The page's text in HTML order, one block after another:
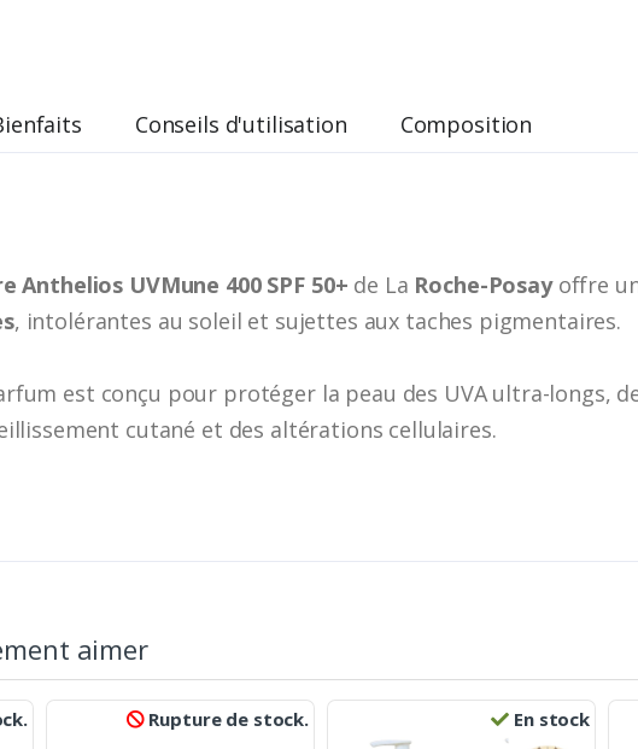
Conseils d'utilisation Composition
Anthelios UVMune 400 SPF 50+ de La Roche-Posayoffre
, intolérantes au soleil et sujettes aux taches pigmentaires.
est conçu pour protéger la peau des UVA ultra-longs,
cutané et des altérations cellulaires.
aimer
Rupture de stock. En stock